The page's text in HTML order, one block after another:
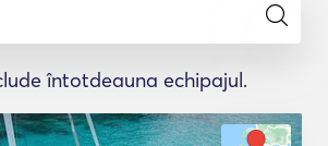
întotdeauna echipajul.